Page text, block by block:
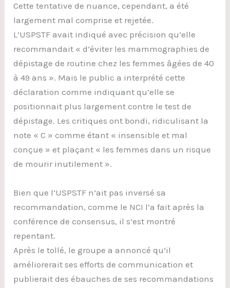
Cette tentative de nuance, cependant, a été
largement mal comprise et rejetée.
L’USPSTF avait indiqué avec précision qu’elle
recommandait « d’éviter les mammographies de
dépistage de routine chez les femmes âgées de 40
à 49 ans ». Mais le public a interprété cette
déclaration comme indiquant qu’elle se
positionnait plus largement contre le test de
dépistage. Les critiques ont bondi, ridiculisant la
note « C » comme étant « insensible et mal
conçue » et plaçant « les femmes dans un risque
de mourir inutilement ».
Bien que l’USPSTF n’ait pas inversé sa
recommandation, comme le NCI l’a fait après la
conférence de consensus, il s’est montré
repentant.
Après le tollé, le groupe a annoncé qu’il
améliorerait ses efforts de communication et
publierait des ébauches de ses recommandations